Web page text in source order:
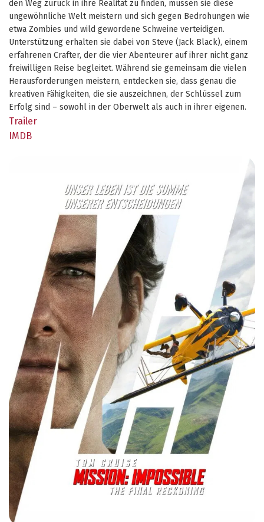
den Weg zurück in ihre Realität zu finden, müssen sie diese
ungewöhnliche Welt meistern und sich gegen Bedrohungen wie
etwa Zombies und wild gewordene Schweine verteidigen.
Unterstützung erhalten sie dabei von Steve (Jack Black), einem
erfahrenen Crafter, der die vier Abenteurer auf ihrer nicht ganz
freiwilligen Reise begleitet. Während sie gemeinsam die vielen
Herausforderungen meistern, entdecken sie, dass genau die
kreativen Fähigkeiten, die sie auszeichnen, der Schlüssel zum
Erfolg sind – sowohl in der Oberwelt als auch in ihrer eigenen.
Trailer
IMDB